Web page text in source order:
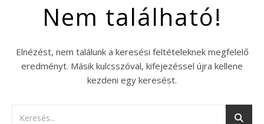
Nem található!
Elnézést, nem találunk a keresési feltételeknek megfelelő
eredményt. Másik kulcsszóval, kifejezéssel újra kellene
kezdeni egy keresést.